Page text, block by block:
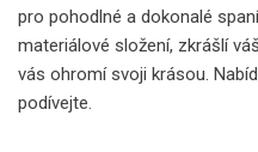
pro pohodlné a dokonalé
materiálové složení, zkrášlí
vás ohromí svoji krásou.
podívejte.